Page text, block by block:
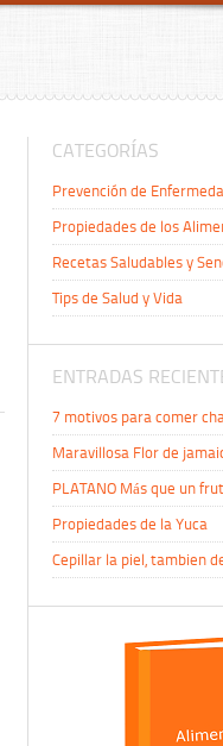
CATEGORÍAS
Prevención de
Propiedades de los
Recetas Saludables y
Tips de Salud y Vida
ENTRADAS
7 motivos para comer
Maravillosa Flor de
PLATANO Más que un
Propiedades de la Yuca
Cepillar la piel, tambien